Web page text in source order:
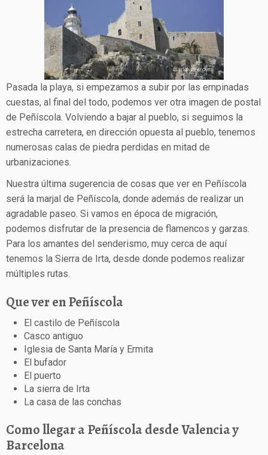
Pasada la playa, si empezamos a subir por las empinadas
cuestas, al final del todo, podemos ver otra imagen de postal
de Peñíscola. Volviendo a bajar al pueblo, si seguimos la
estrecha carretera, en dirección opuesta al pueblo, tenemos
numerosas calas de piedra perdidas en mitad de
urbanizaciones.
Nuestra última sugerencia de cosas que ver en Peñíscola
será la marjal de Peñíscola, donde además de realizar un
agradable paseo. Si vamos en época de migración,
podemos disfrutar de la presencia de flamencos y garzas.
Para los amantes del senderismo, muy cerca de aquí
tenemos la Sierra de Irta, desde donde podemos realizar
múltiples rutas.
Que ver en Peñíscola
El castilo de Peñíscola
Casco antiguo
Iglesia de Santa María y Ermita
El bufador
El puerto
La sierra de Irta
La casa de las conchas
Como llegar a Peñíscola desde Valencia y
Barcelona